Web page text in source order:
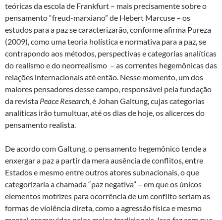
teóricas da escola de Frankfurt – mais precisamente sobre o
pensamento “freud-marxiano” de Hebert Marcuse – os
estudos para a paz se caracterizarão, conforme afirma Pureza
(2009), como uma teoria holística e normativa para a paz, se
contrapondo aos métodos, perspectivas e categorias analíticas
do realismo e do neorrealismo – as correntes hegemônicas das
relações internacionais até então. Nesse momento, um dos
maiores pensadores desse campo, responsável pela fundação
da revista Peace Research, é Johan Galtung, cujas categorias
analíticas irão tumultuar, até os dias de hoje, os alicerces do
pensamento realista.
De acordo com Galtung, o pensamento hegemônico tende a
enxergar a paz a partir da mera ausência de conflitos, entre
Estados e mesmo entre outros atores subnacionais, o que
categorizaria a chamada “paz negativa” – em que os únicos
elementos motrizes para ocorrência de um conflito seriam as
formas de violência direta, como a agressão física e mesmo